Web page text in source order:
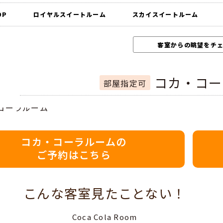
ロイヤルスイートルーム スカイスイートルーム
客室からの眺望をチ
部屋指定可 コカ・コ
コカ・コーラルームの
ご予約はこちら
こんな客室見たことない！
Coca Cola Room